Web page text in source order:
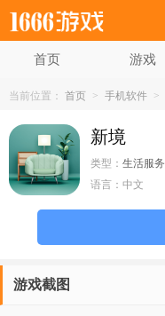
首页 游戏
当前位置： 首页 > 手机软件 >
新境
类型： 生活服务
语言： 中文
游戏截图